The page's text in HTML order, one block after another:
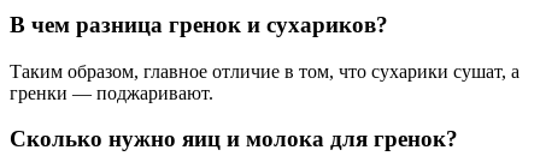
В чем разница гренок и сухариков?
Таким образом, главное отличие в том, что сухарики сушат, а
гренки — поджаривают.
Сколько нужно яиц и молока для гренок?